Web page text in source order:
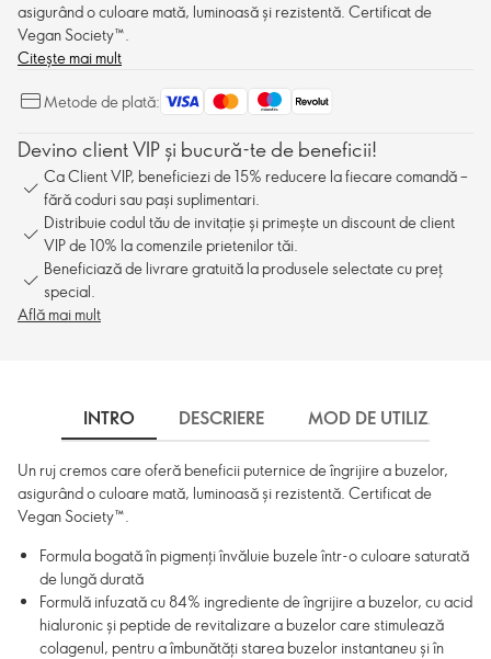
asigurând o culoare mată, luminoasă și rezistentă. Certificat de
Vegan Society™.
Citește mai mult
Metode de plată:
Devino client VIP și bucură-te de beneficii!
Ca Client VIP, beneficiezi de 15% reducere la fiecare comandă –
fără coduri sau pași suplimentari.
Distribuie codul tău de invitație și primește un discount de client
VIP de 10% la comenzile prietenilor tăi.
Beneficiază de livrare gratuită la produsele selectate cu preț
special.
Află mai mult
INTRO DESCRIERE MOD DE UTILIZARE
Un ruj cremos care oferă beneficii puternice de îngrijire a buzelor,
asigurând o culoare mată, luminoasă și rezistentă. Certificat de
Vegan Society™.
Formula bogată în pigmenți învăluie buzele într-o culoare saturată
de lungă durată
Formulă infuzată cu 84% ingrediente de îngrijire a buzelor, cu acid
hialuronic și peptide de revitalizare a buzelor care stimulează
colagenul, pentru a îmbunătăți starea buzelor instantaneu și în